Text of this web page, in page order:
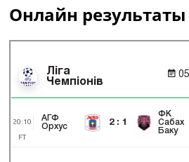
Онлайн результаты